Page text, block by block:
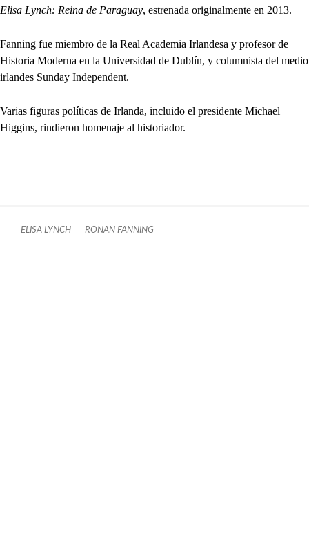
Elisa Lynch: Reina de Paraguay, estrenada originalmente en 2013.
Fanning fue miembro de la Real Academia Irlandesa y profesor de
Historia Moderna en la Universidad de Dublín, y columnista del medio
irlandes Sunday Independent.
Varias figuras políticas de Irlanda, incluido el presidente Michael
Higgins, rindieron homenaje al historiador.
ELISA LYNCH RONAN FANNING